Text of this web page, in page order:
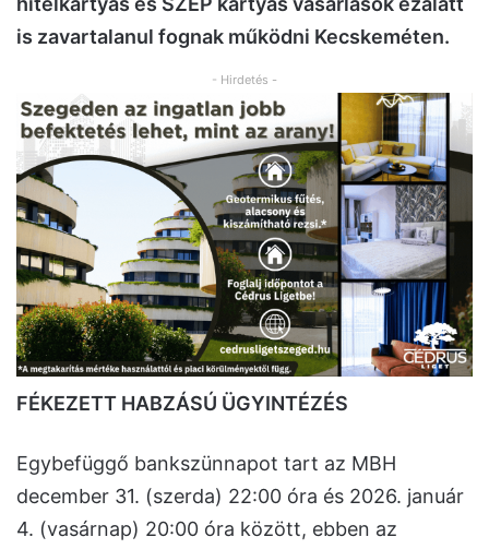
is zavartalanul fognak működni Kecskeméten.
- Hirdetés -
FÉKEZETT HABZÁSÚ ÜGYINTÉZÉS
Egybefüggő bankszünnapot tart az MBH
december 31. (szerda) 22:00 óra és 2026. január
4. (vasárnap) 20:00 óra között, ebben az